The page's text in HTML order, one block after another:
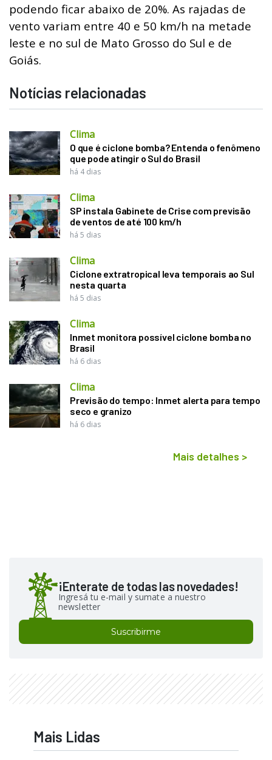
podendo ficar abaixo de 20%. As rajadas de
vento variam entre 40 e 50 km/h na metade
leste e no sul de Mato Grosso do Sul e de
Goiás.
Notícias relacionadas
Clima
O que é ciclone bomba? Entenda o fenômeno
que pode atingir o Sul do Brasil
há 4 dias
Clima
SP instala Gabinete de Crise com previsão
de ventos de até 100 km/h
há 5 dias
Clima
Ciclone extratropical leva temporais ao Sul
nesta quarta
há 5 dias
Clima
Inmet monitora possível ciclone bomba no
Brasil
há 6 dias
Clima
Previsão do tempo: Inmet alerta para tempo
seco e granizo
há 6 dias
Mais detalhes >
¡Enterate de todas las novedades!
Ingresá tu e-mail y sumate a nuestro
newsletter
Suscribirme
Mais Lidas